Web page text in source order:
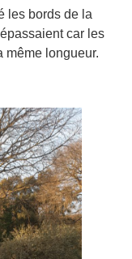
les bords de la
car les
même longueur.